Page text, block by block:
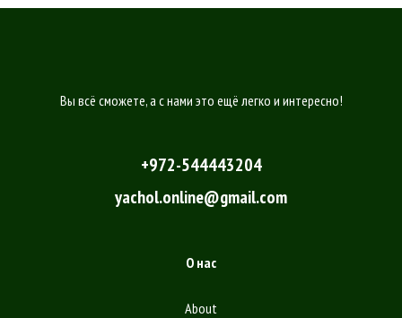
Вы всё сможете, а с нами это ещё легко и интересно!
+972-544443204
yachol.online@gmail.com
О нас
About